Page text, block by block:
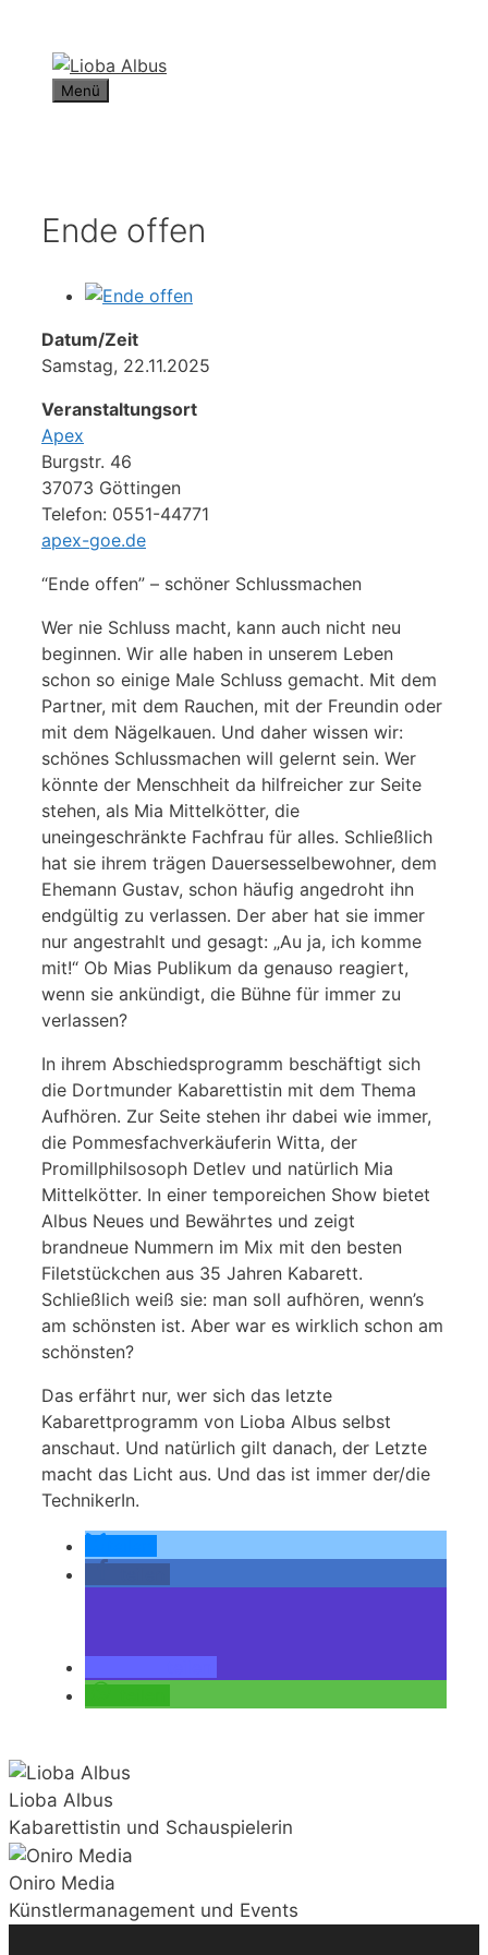
springen
Menü
Ende offen
Datum/Zeit
Samstag, 22.11.2025
Veranstaltungsort
Apex
Burgstr. 46
37073 Göttingen
Telefon: 0551-44771
apex-goe.de
“Ende offen” – schöner Schlussmachen
Wer nie Schluss macht, kann auch nicht neu
beginnen. Wir alle haben in unserem Leben
schon so einige Male Schluss gemacht. Mit dem
Partner, mit dem Rauchen, mit der Freundin oder
mit dem Nägelkauen. Und daher wissen wir:
schönes Schlussmachen will gelernt sein. Wer
könnte der Menschheit da hilfreicher zur Seite
stehen, als Mia Mittelkötter, die
uneingeschränkte Fachfrau für alles. Schließlich
hat sie ihrem trägen Dauersesselbewohner, dem
Ehemann Gustav, schon häufig angedroht ihn
endgültig zu verlassen. Der aber hat sie immer
nur angestrahlt und gesagt: „Au ja, ich komme
mit!“ Ob Mias Publikum da genauso reagiert,
wenn sie ankündigt, die Bühne für immer zu
verlassen?
In ihrem Abschiedsprogramm beschäftigt sich
die Dortmunder Kabarettistin mit dem Thema
Aufhören. Zur Seite stehen ihr dabei wie immer,
die Pommesfachverkäuferin Witta, der
Promillphilsosoph Detlev und natürlich Mia
Mittelkötter. In einer temporeichen Show bietet
Albus Neues und Bewährtes und zeigt
brandneue Nummern im Mix mit den besten
Filetstückchen aus 35 Jahren Kabarett.
Schließlich weiß sie: man soll aufhören, wenn’s
am schönsten ist. Aber war es wirklich schon am
schönsten?
Das erfährt nur, wer sich das letzte
Kabarettprogramm von Lioba Albus selbst
anschaut. Und natürlich gilt danach, der Letzte
macht das Licht aus. Und das ist immer der/die
TechnikerIn.
Lioba Albus
Kabarettistin und Schauspielerin
Oniro Media
Künstlermanagement und Events